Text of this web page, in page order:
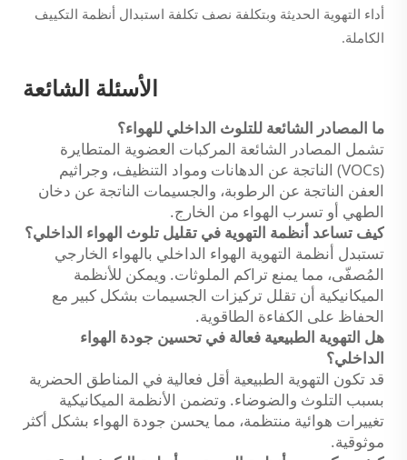
أداء التهوية الحديثة وبتكلفة نصف تكلفة استبدال أنظمة التكييف
الكاملة.
الأسئلة الشائعة
ما المصادر الشائعة للتلوث الداخلي للهواء؟
تشمل المصادر الشائعة المركبات العضوية المتطايرة
(VOCs) الناتجة عن الدهانات ومواد التنظيف، وجراثيم
العفن الناتجة عن الرطوبة، والجسيمات الناتجة عن دخان
الطهي أو تسرب الهواء من الخارج.
كيف تساعد أنظمة التهوية في تقليل تلوث الهواء الداخلي؟
تستبدل أنظمة التهوية الهواء الداخلي بالهواء الخارجي
المُصفّى، مما يمنع تراكم الملوثات. ويمكن للأنظمة
الميكانيكية أن تقلل تركيزات الجسيمات بشكل كبير مع
الحفاظ على الكفاءة الطاقوية.
هل التهوية الطبيعية فعالة في تحسين جودة الهواء
الداخلي؟
قد تكون التهوية الطبيعية أقل فعالية في المناطق الحضرية
بسبب التلوث والضوضاء. وتضمن الأنظمة الميكانيكية
تغييرات هوائية منتظمة، مما يحسن جودة الهواء بشكل أكثر
موثوقية.